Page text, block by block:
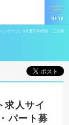
ンゲージ』5月度平均時給、三大都
求人サイ
パート募